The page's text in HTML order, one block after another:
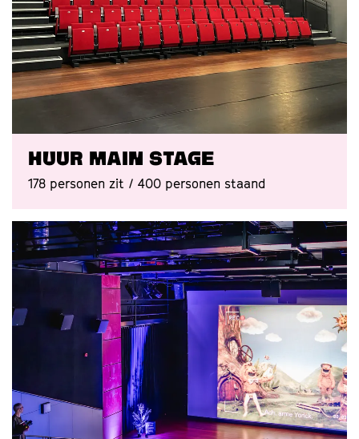
Huur Main Stage
178 personen zit / 400 personen staand